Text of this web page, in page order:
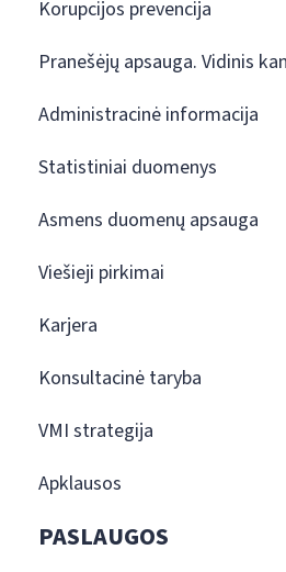
Korupcijos prevencija
Pranešėjų apsauga. Vidinis
Administracinė informacija
Statistiniai duomenys
Asmens duomenų apsauga
Viešieji pirkimai
Karjera
Konsultacinė taryba
VMI strategija
Apklausos
PASLAUGOS